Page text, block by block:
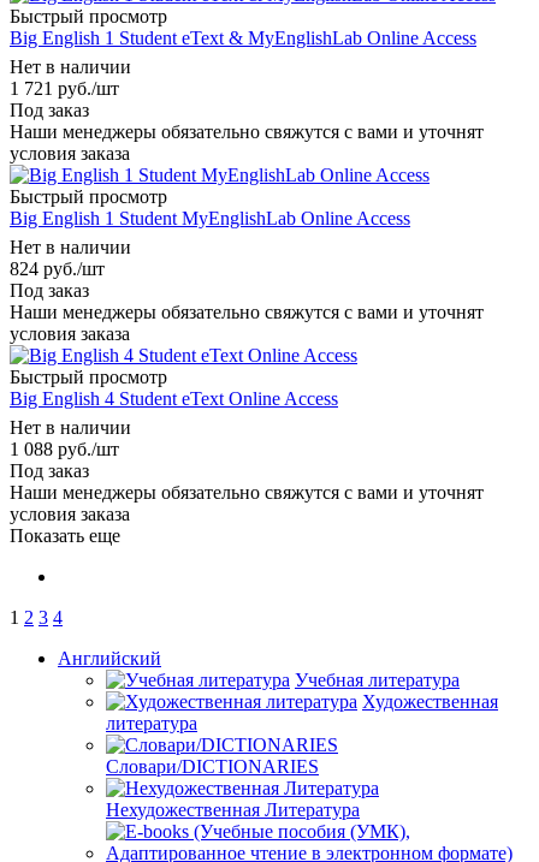
Быстрый просмотр
Big English 1 Student eText & MyEnglishLab Online Access
Нет в наличии
1 721 руб./шт
Под заказ
Наши менеджеры обязательно свяжутся с вами и уточнят
условия заказа
Быстрый просмотр
Big English 1 Student MyEnglishLab Online Access
Нет в наличии
824 руб./шт
Под заказ
Наши менеджеры обязательно свяжутся с вами и уточнят
условия заказа
Быстрый просмотр
Big English 4 Student eText Online Access
Нет в наличии
1 088 руб./шт
Под заказ
Наши менеджеры обязательно свяжутся с вами и уточнят
условия заказа
Показать еще
1 2 3 4
Английский
Учебная литература
Художественная
литература
Словари/DICTIONARIES
Нехудожественная Литература